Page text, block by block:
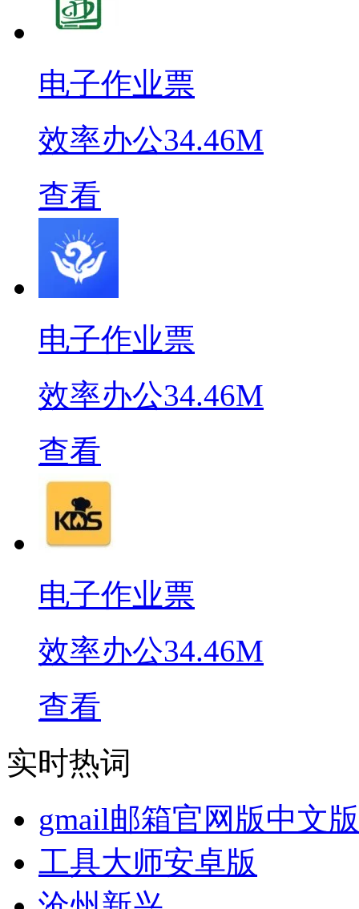
电子作业票
效率办公34.46M
查看
电子作业票
效率办公34.46M
查看
电子作业票
效率办公34.46M
查看
实时热词
gmail邮箱官网版中文版
工具大师安卓版